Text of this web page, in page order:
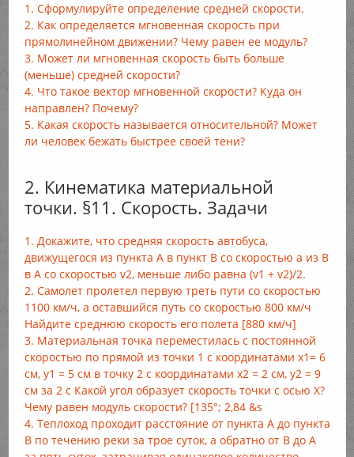
1. Сформулируйте определение средней скорости.
2. Как определяется мгновенная скорость при
прямолинейном движении? Чему равен ее модуль?
3. Может ли мгновенная скорость быть больше
(меньше) средней скорости?
4. Что такое вектор мгновенной скорости? Куда он
направлен? Почему?
5. Какая скорость называется относительной? Может
ли человек бежать быстрее своей тени?
2. Кинематика материальной
точки. §11. Скорость. Задачи
1. Докажите, что средняя скорость автобуса,
движущегося из пункта А в пункт В со скоростью а из В
в А со скоростью v2, меньше либо равна (v1 + v2)/2.
2. Самолет пролетел первую треть пути со скоростью
1100 км/ч, а оставшийся путь со скоростью 800 км/ч
Найдите среднюю скорость его полета [880 км/ч]
3. Материальная точка переместилась с постоянной
скоростью по прямой из точки 1 с координатами x1= 6
см, y1 = 5 см в точку 2 с координатами х2 = 2 см, у2 = 9
см за 2 с Какой угол образует скорость точки с осью X?
Чему равен модуль скорости? [135°; 2,84 &s
4. Теплоход проходит расстояние от пункта А до пункта
В по течению реки за трое суток, а обратно от B до A